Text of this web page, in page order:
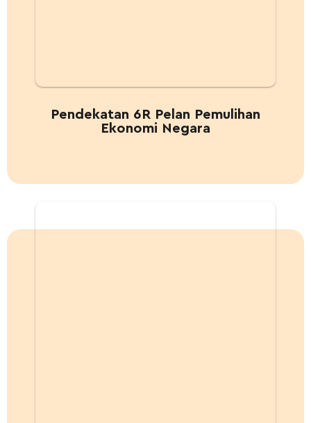
Pendekatan 6R Pelan Pemulihan
Ekonomi Negara